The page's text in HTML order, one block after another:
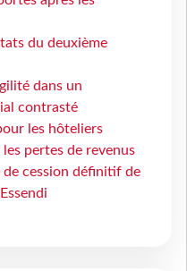
du deuxième
dans un
contrasté
les hôteliers
pertes de revenus
cession définitif de